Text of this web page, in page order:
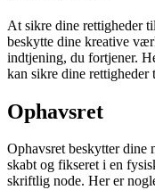
At sikre dine rettigheder
beskytte dine kreative
indtjening, du fortjener.
kan sikre dine rettigheder
Ophavsret
Ophavsret beskytter
skabt og fikseret i en
skriftlig node. Her er